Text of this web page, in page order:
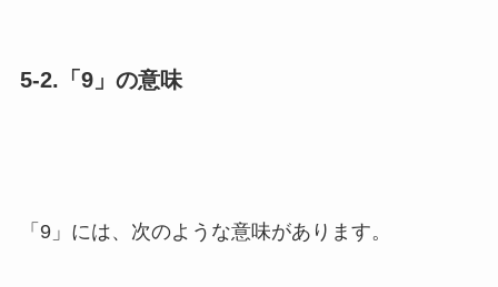
5-2.「9」の意味
「9」には、次のような意味があります。